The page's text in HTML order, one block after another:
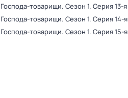
Господа-товарищи. Сезон 1. Серия 13-я
Господа-товарищи. Сезон 1. Серия 14-я
Господа-товарищи. Сезон 1. Серия 15-я